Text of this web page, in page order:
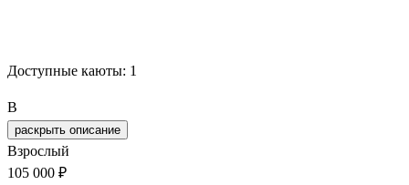
Доступные каюты: 1
B
раскрыть описание
Взрослый
105 000 ₽